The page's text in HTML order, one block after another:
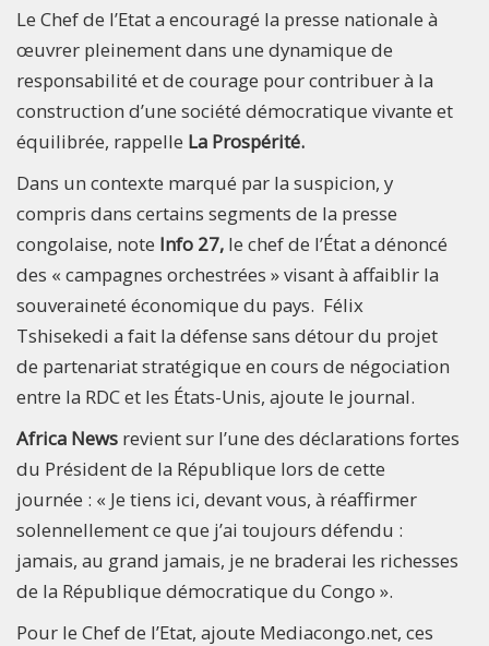
Le Chef de l’Etat a encouragé la presse nationale à
œuvrer pleinement dans une dynamique de
responsabilité et de courage pour contribuer à la
construction d’une société démocratique vivante et
équilibrée, rappelle La Prospérité.
Dans un contexte marqué par la suspicion, y
compris dans certains segments de la presse
congolaise, note Info 27, le chef de l’État a dénoncé
des « campagnes orchestrées » visant à affaiblir la
souveraineté économique du pays. Félix
Tshisekedi a fait la défense sans détour du projet
de partenariat stratégique en cours de négociation
entre la RDC et les États-Unis, ajoute le journal.
Africa News revient sur l’une des déclarations fortes
du Président de la République lors de cette
journée : « Je tiens ici, devant vous, à réaffirmer
solennellement ce que j’ai toujours défendu :
jamais, au grand jamais, je ne braderai les richesses
de la République démocratique du Congo ».
Pour le Chef de l’Etat, ajoute Mediacongo.net, ces